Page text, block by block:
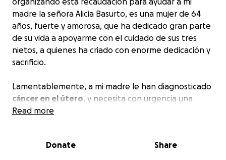
madre la señora Alicia Basurto, es una mujer de 64
años, fuerte y amorosa, que ha dedicado gran parte
de su vida a apoyarme con el cuidado de sus tres
nietos, a quienes ha criado con enorme dedicación y
sacrificio.
Lamentablemente, a mi madre le han diagnosticado
cáncer en el útero, y necesita con urgencia una
cirugía de extracción de matriz
Read more
Donate Share